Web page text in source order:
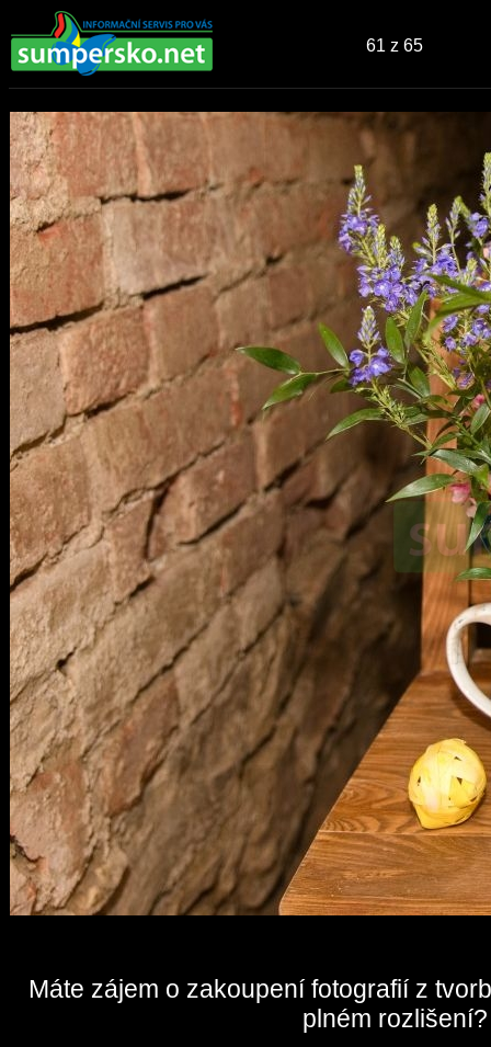
61 z 65
Máte zájem o zakoupení fotografií z
plném rozlišení?